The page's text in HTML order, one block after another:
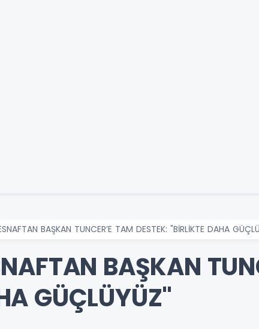
BAŞKAN TUNCER’E TAM DESTEK: "BİRLİKTE DAHA
BAŞKAN
GÜÇLÜYÜZ"